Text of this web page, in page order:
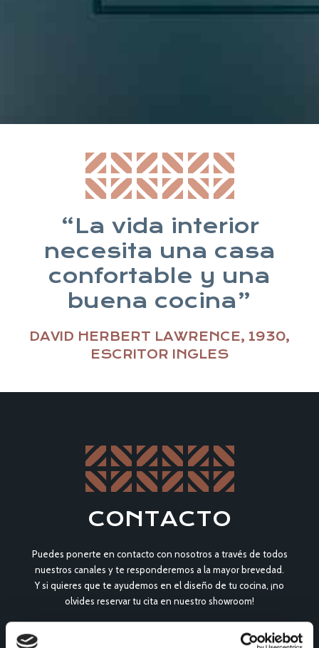
“La vida interior
necesita una casa
confortable y una
buena cocina”
DAVID HERBERT LAWRENCE, 1930,
ESCRITOR INGLES
CONTACTO
Puedes ponerte en contacto con nosotros a través de todos
nuestros canales y te responderemos a la mayor brevedad.
Y si quieres que te ayudemos en el diseño de tu cocina, ¡no
olvides reservar tu cita en nuestro showroom!